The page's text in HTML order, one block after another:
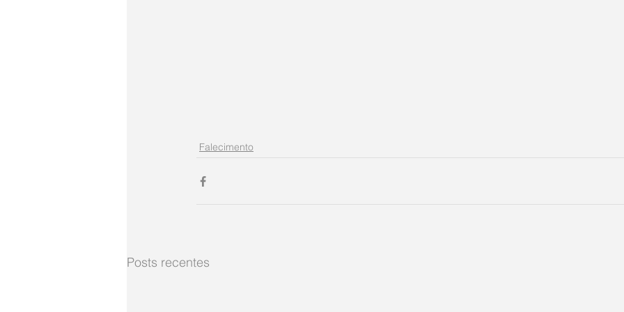
Falecimento
Posts recentes